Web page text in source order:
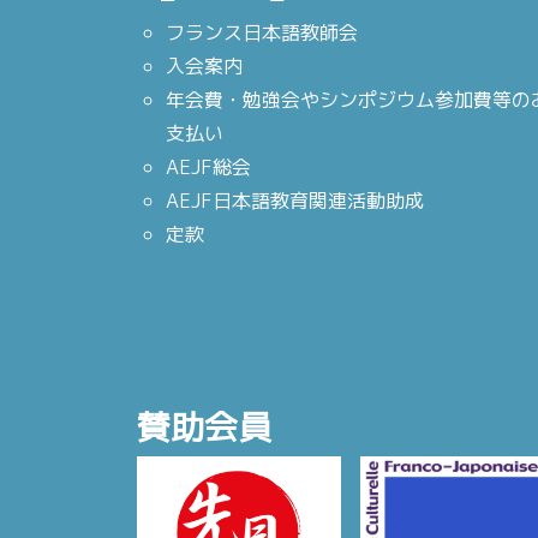
フランス日本語教師会
入会案内
年会費・勉強会やシンポジウム参加費等の
支払い
AEJF総会
AEJF日本語教育関連活動助成
定款
賛助会員